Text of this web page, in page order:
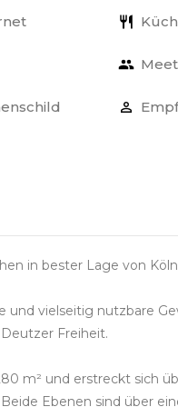
in bester Lage von
vielseitig nutzbare
Freiheit.
m² und erstreckt sich
Ebenen sind über